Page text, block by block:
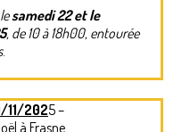
samedi 22 et le
, de 10 à 18h00, entourée
.
11/2025 –
à Frasne